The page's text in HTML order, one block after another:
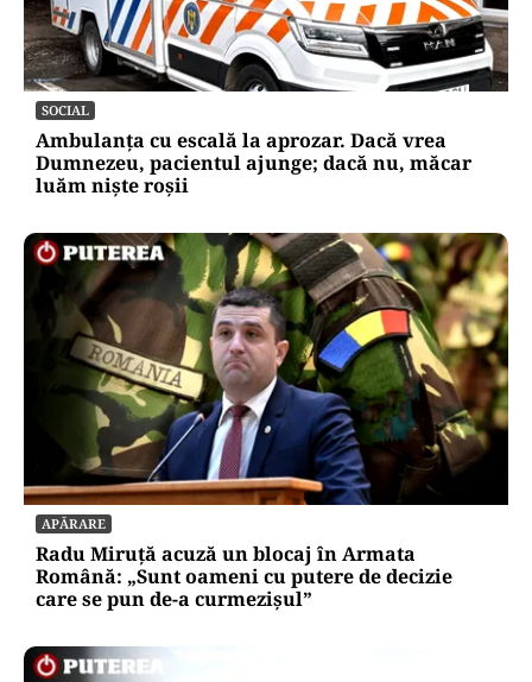
SOCIAL
Ambulanța cu escală la aprozar. Dacă vrea
Dumnezeu, pacientul ajunge; dacă nu, măcar
luăm niște roșii
APĂRARE
Radu Miruță acuză un blocaj în Armata
Română: „Sunt oameni cu putere de decizie
care se pun de-a curmezișul”